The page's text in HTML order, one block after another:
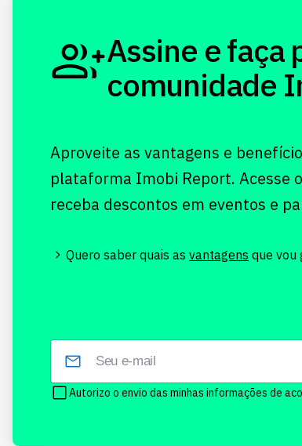
Assine e faça
comunidade
Aproveite as vantagens e
plataforma Imobi Report. Acesse
receba descontos em eventos e
Quero saber quais as vantagens que vou
Autorizo o envio das minhas informações de